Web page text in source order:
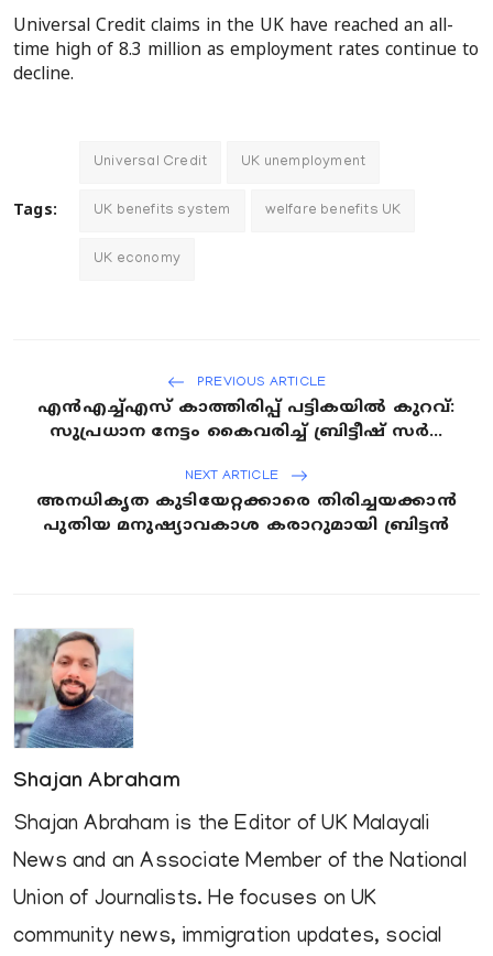
Universal Credit claims in the UK have reached an all-
time high of 8.3 million as employment rates continue to
decline.
Tags:
Universal Credit UK unemployment
UK benefits system welfare benefits UK
UK economy
PREVIOUS ARTICLE
എൻഎച്ച്എസ് കാത്തിരിപ്പ് പട്ടികയിൽ കുറവ്:
സുപ്രധാന നേട്ടം കൈവരിച്ച് ബ്രിട്ടീഷ് സർ...
NEXT ARTICLE
അനധികൃത കുടിയേറ്റക്കാരെ തിരിച്ചയക്കാൻ
പുതിയ മനുഷ്യാവകാശ കരാറുമായി ബ്രിട്ടൻ
Shajan Abraham
Shajan Abraham is the Editor of UK Malayali
News and an Associate Member of the National
Union of Journalists. He focuses on UK
community news, immigration updates, social